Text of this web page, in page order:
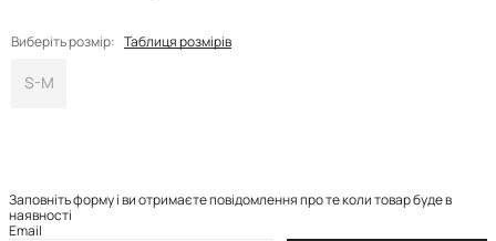
Виберіть розмір: Таблиця розмірів
S-M
Заповніть форму і ви отримаєте повідомлення про те коли товар буде в
наявності
Email